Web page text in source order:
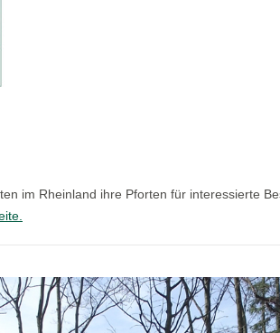
im Rheinland ihre Pforten für interessierte